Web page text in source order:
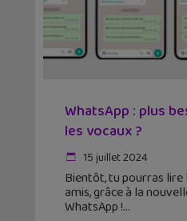
WhatsApp : plus
les vocaux ?
15 juillet 2024
Bientôt, tu pourras lire
amis, grâce à la
WhatsApp !